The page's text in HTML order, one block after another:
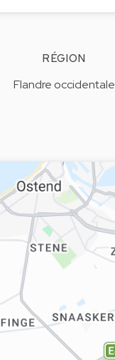
RÉGION
Flandre occidentale